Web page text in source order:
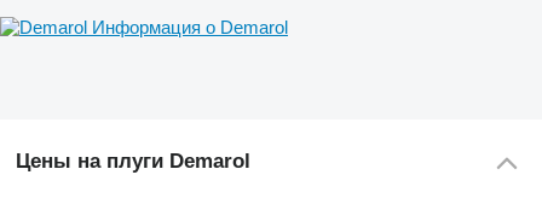
Информация о Demarol
Цены на плуги Demarol